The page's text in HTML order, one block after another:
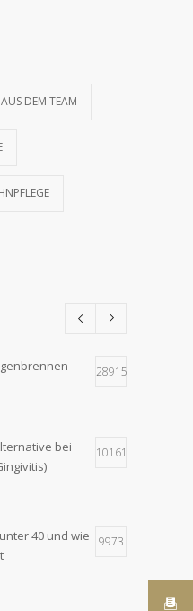
DEM TEAM
28915
bei
10161
40 und wie
9973